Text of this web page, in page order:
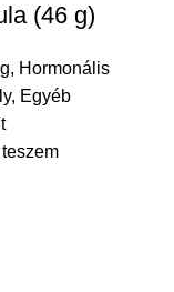
(46 g)
, Hormonális
, Egyéb